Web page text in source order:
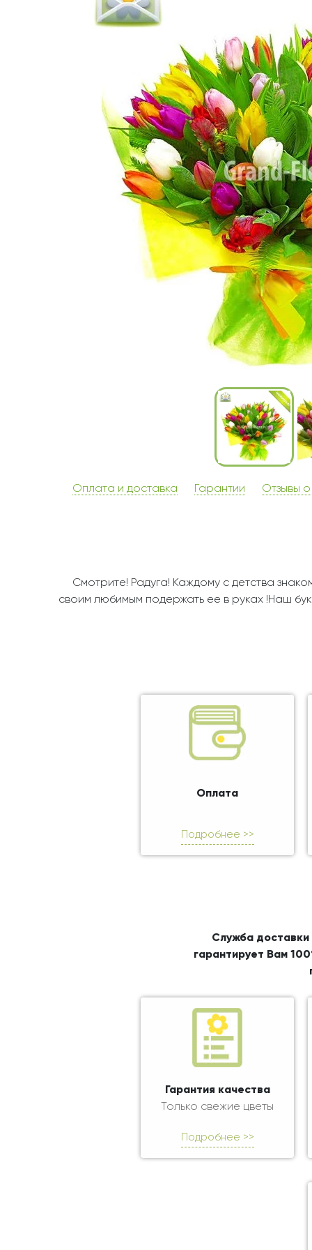
Розы поштучно
15 роз
25 роз
51 роза
Розы Гран-При
Корзины с розами
Кустовые розы
Сердца из роз
Монобукеты
Эксклюзивные букеты
Хризантемы
Эустома
Оплата и доставка Гарантии Отзывы о
Смотрите! Радуга! Каждому с детства
своим любимым подержать ее в руках !Наш
Оплата
Подробнее >>
Служба
гарантирует Вам
Гарантия качества
Только свежие цветы
Подробнее >>